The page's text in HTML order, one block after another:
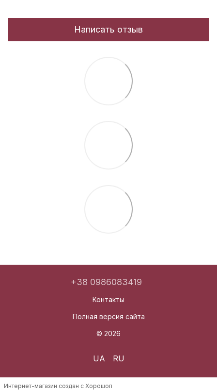
Написать отзыв
+38 0986083419
Контакты
Полная версия сайта
© 2026
UA RU
Интернет-магазин создан с Хорошоп